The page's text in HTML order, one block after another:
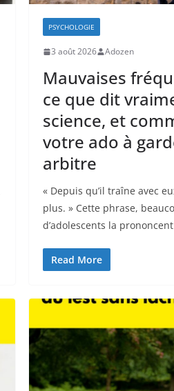
PSYCHOLOGIE
3 août 2026 Adozen
Mauvaises
ce que dit
science, et
votre ado à
arbitre
« Depuis qu’il traîne avec
plus. » Cette phrase,
d’adolescents la prononcent
Read More